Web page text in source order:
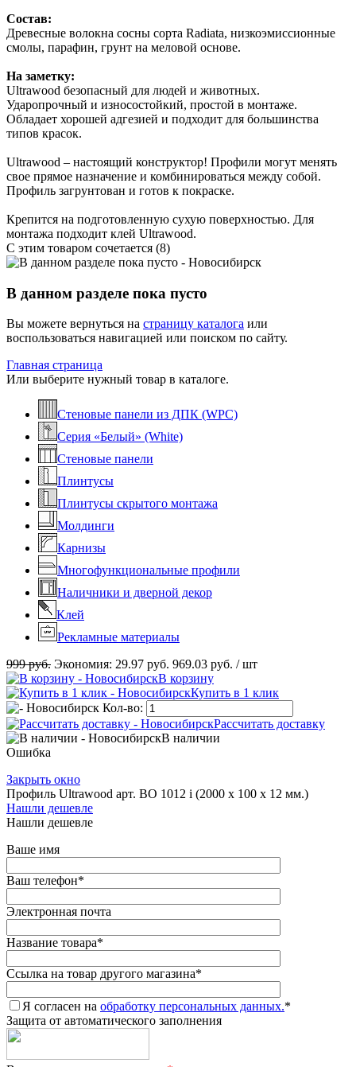
Состав:
Древесные волокна сосны сорта Radiata, низкоэмиссионные
смолы, парафин, грунт на меловой основе.
На заметку:
Ultrawood безопасный для людей и животных.
Ударопрочный и износостойкий, простой в монтаже.
Обладает хорошей адгезией и подходит для большинства
типов красок.
Ultrawood – настоящий конструктор! Профили могут менять
свое прямое назначение и комбинироваться между собой.
Профиль загрунтован и готов к покраске.
Крепится на подготовленную сухую поверхностью. Для
монтажа подходит клей Ultrawood.
С этим товаром сочетается (8)
В данном разделе пока пусто
Вы можете вернуться на страницу каталога или
воспользоваться навигацией или поиском по сайту.
Главная страница
Или выберите нужный товар в каталоге.
Стеновые панели из ДПК (WPC)
Серия «Белый» (White)
Стеновые панели
Плинтусы
Плинтусы скрытого монтажа
Молдинги
Карнизы
Многофункциональные профили
Наличники и дверной декор
Клей
Рекламные материалы
999 руб. Экономия: 29.97 руб. 969.03 руб. / шт
В корзину
Купить в 1 клик
Кол-во:
Рассчитать доставку
В наличии
Ошибка
Закрыть окно
Профиль Ultrawood арт. BO 1012 i (2000 х 100 х 12 мм.)
Нашли дешевле
Нашли дешевле
Ваше имя
Ваш телефон*
Электронная почта
Название товара*
Ссылка на товар другого магазина*
Я согласен на обработку персональных данных.*
Защита от автоматического заполнения